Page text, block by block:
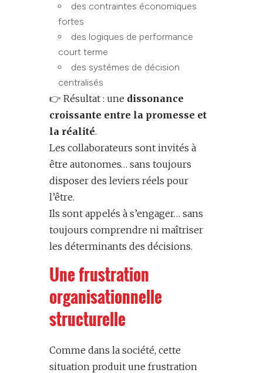
des contraintes économiques
fortes
des logiques de performance
court terme
des systèmes de décision
centralisés
👉 Résultat : une dissonance
croissante entre la promesse et
la réalité.
Les collaborateurs sont invités à
être autonomes… sans toujours
disposer des leviers réels pour
l’être.
Ils sont appelés à s’engager… sans
toujours comprendre ni maîtriser
les déterminants des décisions.
Une frustration
organisationnelle
structurelle
Comme dans la société, cette
situation produit une frustration